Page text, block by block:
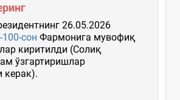
26.05.2026
сон Фармонига мувофиқ
киритилди (Солиқ
ўзгартиришлар
керак).